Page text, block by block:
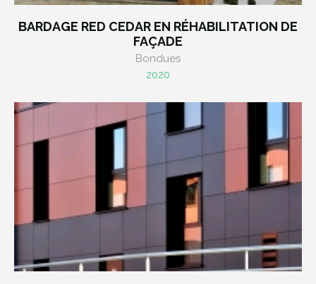
BARDAGE RED CEDAR EN RÉHABILITATION DE
FAÇADE
Bondues
2020